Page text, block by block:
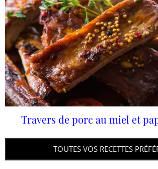
Travers de porc au miel et
TOUTES VOS RECETTES